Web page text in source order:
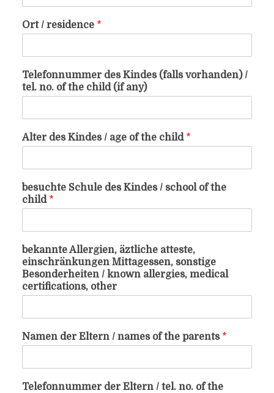
Ort / residence *
Telefonnummer des Kindes (falls vorhanden) /
tel. no. of the child (if any)
Alter des Kindes / age of the child *
besuchte Schule des Kindes / school of the
child *
bekannte Allergien, äztliche atteste,
einschränkungen Mittagessen, sonstige
Besonderheiten / known allergies, medical
certifications, other
Namen der Eltern / names of the parents *
Telefonnummer der Eltern / tel. no. of the